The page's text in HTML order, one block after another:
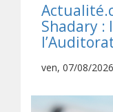
Shadary :
ven, 07/08/